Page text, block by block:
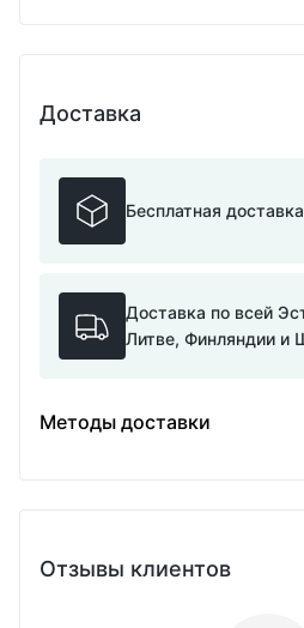
Доставка
Бесплатная
Доставка по всей
Литве, Финляндии и
Методы доставки
Отзывы клиентов